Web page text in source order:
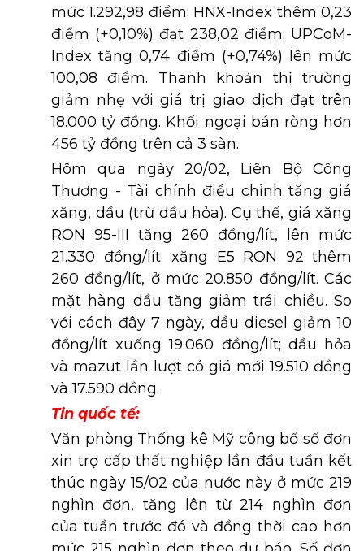
mức 1.292,98 điểm; HNX-Index thêm 0,23
điểm (+0,10%) đạt 238,02 điểm; UPCoM-
Index tăng 0,74 điểm (+0,74%) lên mức
100,08 điểm. Thanh khoản thị trường
giảm nhẹ với giá trị giao dịch đạt trên
18.000 tỷ đồng. Khối ngoại bán ròng hơn
456 tỷ đồng trên cả 3 sàn.
Hôm qua ngày 20/02, Liên Bộ Công
Thương - Tài chính điều chỉnh tăng giá
xăng, dầu (trừ dầu hỏa). Cụ thể, giá xăng
RON 95-III tăng 260 đồng/lít, lên mức
21.330 đồng/lít; xăng E5 RON 92 thêm
260 đồng/lít, ở mức 20.850 đồng/lít. Các
mặt hàng dầu tăng giảm trái chiều. So
với cách đây 7 ngày, dầu diesel giảm 10
đồng/lít xuống 19.060 đồng/lít; dầu hỏa
và mazut lần lượt có giá mới 19.510 đồng
và 17.590 đồng.
Tin quốc tế:
Văn phòng Thống kê Mỹ công bố số đơn
xin trợ cấp thất nghiệp lần đầu tuần kết
thúc ngày 15/02 của nước này ở mức 219
nghìn đơn, tăng lên từ 214 nghìn đơn
của tuần trước đó và đồng thời cao hơn